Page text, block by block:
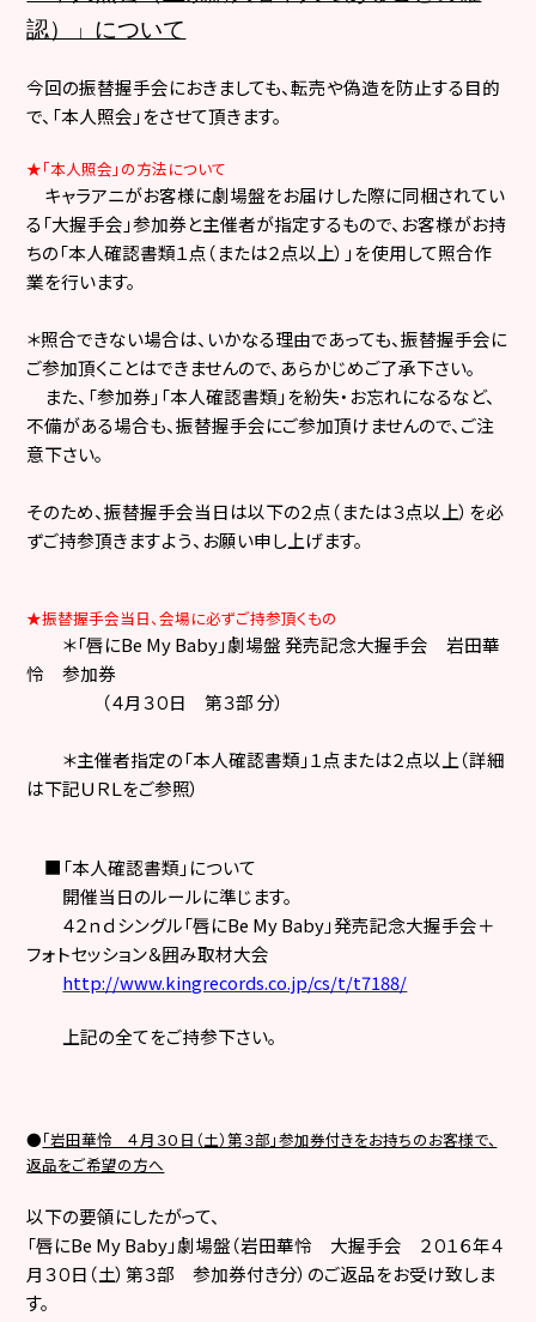
認）」について
今回の振替握手会におきましても、転売や偽造を防止する目的
で、「本人照会」をさせて頂きます。
★「本人照会」の方法について
キャラアニがお客様に劇場盤をお届けした際に同梱されてい
る「大握手会」参加券と主催者が指定するもので、お客様がお持
ちの「本人確認書類１点（または２点以上）」を使用して照合作
業を行います。
＊照合できない場合は、いかなる理由であっても、振替握手会に
ご参加頂くことはできませんので、あらかじめご了承下さい。
また、「参加券」「本人確認書類」を紛失・お忘れになるなど、
不備がある場合も、振替握手会にご参加頂けませんので、ご注
意下さい。
そのため、振替握手会当日は以下の２点（または３点以上）を必
ずご持参頂きますよう、お願い申し上げます。
★振替握手会当日、会場に必ずご持参頂くもの
＊「唇にBe My Baby」劇場盤 発売記念大握手会 岩田華
怜 参加券
（４月３０日 第３部分）
＊主催者指定の「本人確認書類」１点または２点以上（詳細
は下記ＵＲＬをご参照）
■「本人確認書類」について
開催当日のルールに準じます。
４２ｎｄシングル「唇にBe My Baby」発売記念大握手会＋
フォトセッション＆囲み取材大会
http://www.kingrecords.co.jp/cs/t/t7188/
上記の全てをご持参下さい。
●「岩田華怜 ４月３０日（土）第３部」参加券付きをお持ちのお客様で、
返品をご希望の方へ
以下の要領にしたがって、
「唇にBe My Baby」劇場盤（岩田華怜 大握手会 ２０１６年４
月３０日（土）第３部 参加券付き分）のご返品をお受け致しま
す。